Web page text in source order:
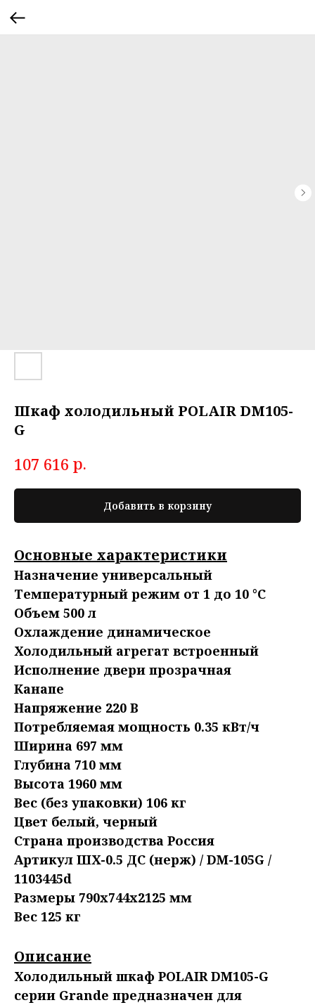
Шкаф холодильный POLAIR DM105-
G
107 616 р.
Добавить в корзину
Основные характеристики
Назначение универсальный
Температурный режим от 1 до 10 °C
Объем 500 л
Охлаждение динамическое
Холодильный агрегат встроенный
Исполнение двери прозрачная
Канапе
Напряжение 220 В
Потребляемая мощность 0.35 кВт/ч
Ширина 697 мм
Глубина 710 мм
Высота 1960 мм
Вес (без упаковки) 106 кг
Цвет белый, черный
Страна производства Россия
Артикул ШХ-0.5 ДС (нерж) / DM-105G /
1103445d
Размеры 790x744x2125 мм
Вес 125 кг
Описание
Холодильный шкаф POLAIR DM105-G
серии Grande предназначен для